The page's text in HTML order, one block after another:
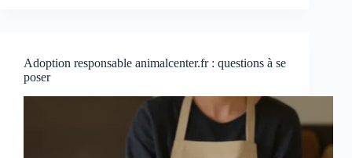
Adoption responsable animalcenter.fr : questions à se
poser